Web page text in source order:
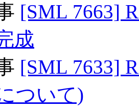
[SML 7663]
成
[SML 7633]
ついて)